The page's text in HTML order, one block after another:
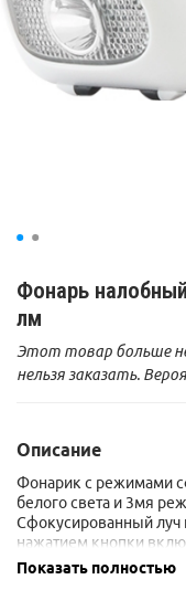
Фонарь
лм
Этот товар больше
нельзя заказать.
Описание
Фонарик с режимами
белого света и 3мя
Сфокусированный
нажатием кнопки
длинным нажатием той
Показать полностью